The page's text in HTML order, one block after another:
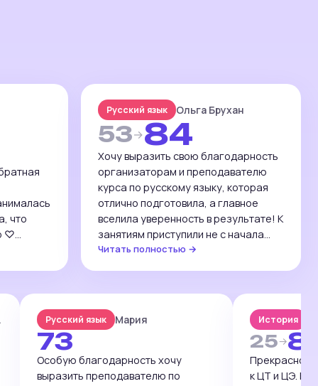
что
♡
Русский язык Ольга Брухан
53→84
Хочу выразить свою благодарность
организаторам и преподавателю
курса по русскому языку, которая
отлично подготовила, а главное
вселила уверенность в результате! К
занятиям приступили не с начала
учебного года, если бы раньше…
Огромное спасибо за совместную
работу! P.s. Годовая оценка 8.
Занималась на курсах только 5
месяцев. Результат репетиционного
тестирования 72 балла. Результат
ЦЭ — 84 балла!!!
Читать полностью →
Русский язык Мария
73
Особую благодарность хочу
выразить преподавателю по
История
25→
Прекрасное
к ЦТ и ЦЭ.